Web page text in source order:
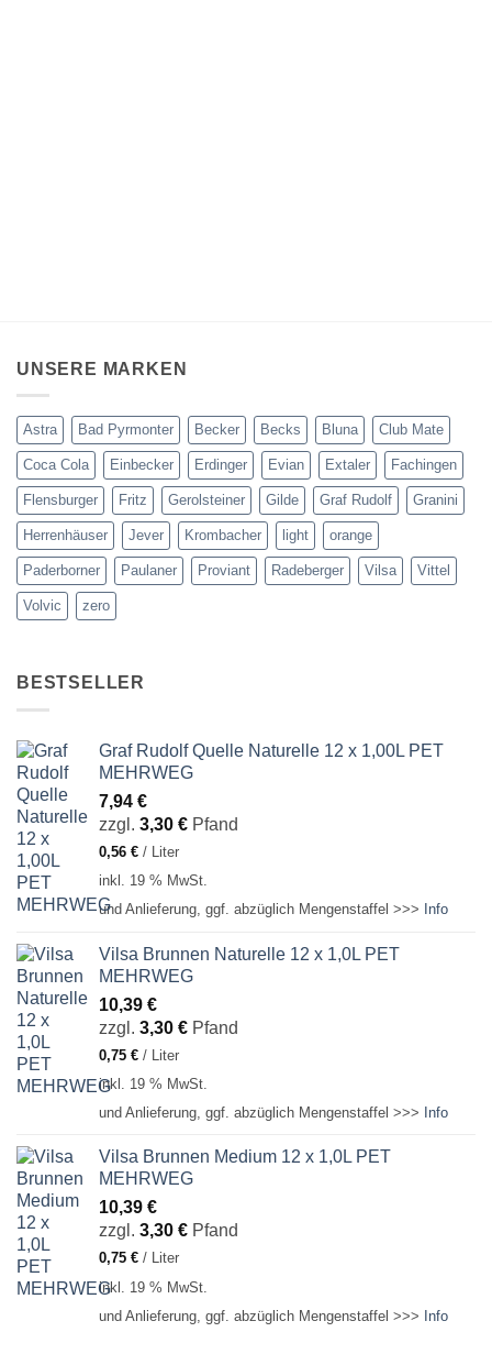
UNSERE MARKEN
Astra Bad Pyrmonter Becker Becks Bluna Club Mate
Coca Cola Einbecker Erdinger Evian Extaler Fachingen
Flensburger Fritz Gerolsteiner Gilde Graf Rudolf Granini
Herrenhäuser Jever Krombacher light orange
Paderborner Paulaner Proviant Radeberger Vilsa Vittel
Volvic zero
BESTSELLER
Graf Rudolf Quelle Naturelle 12 x 1,00L PET
MEHRWEG
7,94 €
zzgl. 3,30 € Pfand
0,56 € /
Liter
inkl. 19 % MwSt.
und Anlieferung, ggf. abzüglich Mengenstaffel >>> Info
Vilsa Brunnen Naturelle 12 x 1,0L PET
MEHRWEG
10,39 €
zzgl. 3,30 € Pfand
0,75 € / Liter
inkl. 19 % MwSt.
und Anlieferung, ggf. abzüglich Mengenstaffel >>> Info
Vilsa Brunnen Medium 12 x 1,0L PET
MEHRWEG
10,39 €
zzgl. 3,30 € Pfand
0,75 € / Liter
inkl. 19 % MwSt.
und Anlieferung, ggf. abzüglich Mengenstaffel >>> Info